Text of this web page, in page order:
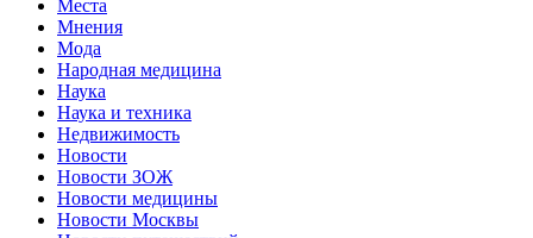
Места
Мнения
Мода
Народная медицина
Наука
Наука и техника
Недвижимость
Новости
Новости ЗОЖ
Новости медицины
Новости Москвы